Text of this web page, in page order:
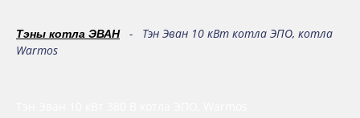
Тэны котла ЭВАН- Тэн Эван 10 кВт котла ЭПО, котла
Warmos